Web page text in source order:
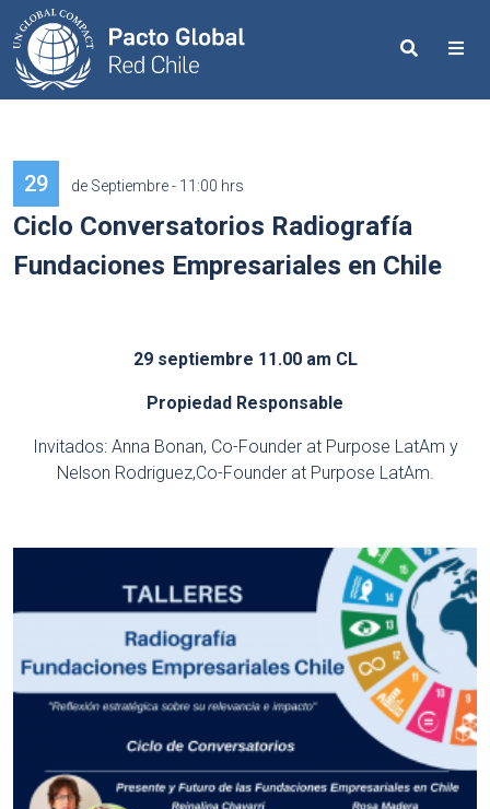
Search
29 de Septiembre - 11:00 hrs
Ciclo Conversatorios Radiografía
Fundaciones Empresariales en Chile
29 septiembre 11.00 am CL
Propiedad Responsable
Invitados: Anna Bonan, Co-Founder at Purpose LatAm y
Nelson Rodriguez,Co-Founder at Purpose LatAm.